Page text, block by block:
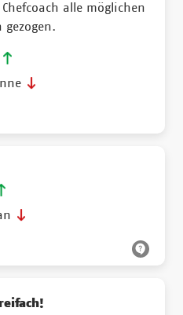
alle möglichen
gezogen.